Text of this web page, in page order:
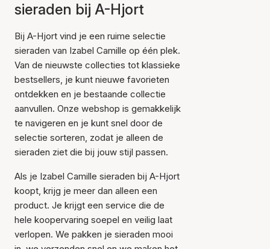
sieraden bij A-Hjort
Bij A-Hjort vind je een ruime selectie
sieraden van Izabel Camille op één plek.
Van de nieuwste collecties tot klassieke
bestsellers, je kunt nieuwe favorieten
ontdekken en je bestaande collectie
aanvullen. Onze webshop is gemakkelijk
te navigeren en je kunt snel door de
selectie sorteren, zodat je alleen de
sieraden ziet die bij jouw stijl passen.
Als je Izabel Camille sieraden bij A-Hjort
koopt, krijg je meer dan alleen een
product. Je krijgt een service die de
hele koopervaring soepel en veilig laat
verlopen. We pakken je sieraden mooi